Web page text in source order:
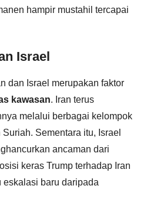
hampir mustahil tercapai
Israel
dan Israel merupakan faktor
kawasan. Iran terus
melalui berbagai kelompok
Sementara itu, Israel
ancaman dari
keras Trump terhadap Iran
eskalasi baru daripada